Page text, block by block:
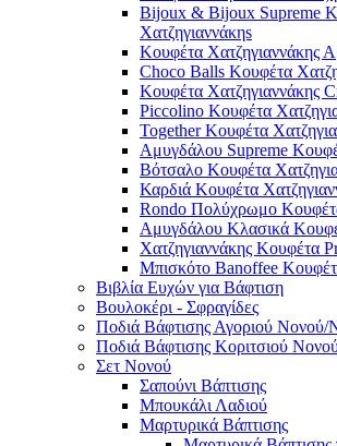
Bijoux & Bijoux Supreme
Χατζηγιαννάκηs
Κουφέτα Χατζηγιαννάκης
Choco Balls Κουφέτα
Κουφέτα Χατζηγιαννάκης
Piccolino Κουφέτα
Together Κουφέτα
Αμυγδάλου Supreme
Βότσαλο Κουφέτα
Καρδιά Κουφέτα
Rondo Πολύχρωμο
Αμυγδάλου Κλασικά
Χατζηγιαννάκης Κουφέτα
Μπισκότο Banoffee
Βιβλία Ευχών για Βάφτιση
Βουλοκέρι - Σφραγίδες
Ποδιά Βάφτισης Αγοριού Νονού/
Ποδιά Βάφτισης Κοριτσιού
Σετ Νονού
Σαπούνι Βάπτισης
Μπουκάλι Λαδιού
Μαρτυρικά Βάπτισης